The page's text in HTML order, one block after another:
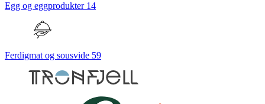
Egg og eggprodukter 14
Ferdigmat og sousvide 59